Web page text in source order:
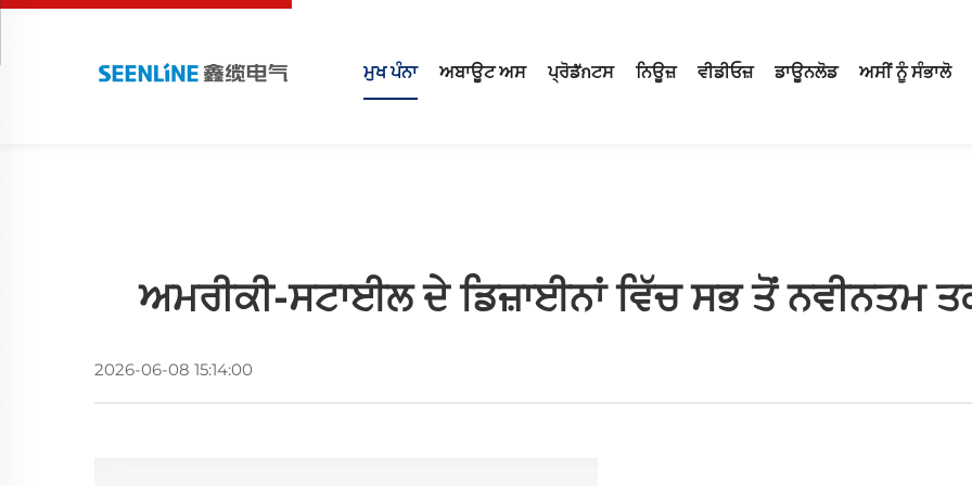
ਮੁਖ ਪੰਨਾ ਅਬਾਊਟ ਅਸ ਪ੍ਰੋਡักਟਸ ਨਿਊਜ਼ ਵੀਡੀਓਜ਼ ਡਾਊਨਲੋਡ ਅਸੀਂ ਨੂੰ ਸੰਭਾਲੋ
ਅਮਰੀਕੀ-ਸਟਾਈਲ ਦੇ ਡਿਜ਼ਾਈਨਾਂ ਵਿੱਚ ਸਭ ਤੋਂ ਨਵੀਨਤਮ
2026-06-08 15:14:00